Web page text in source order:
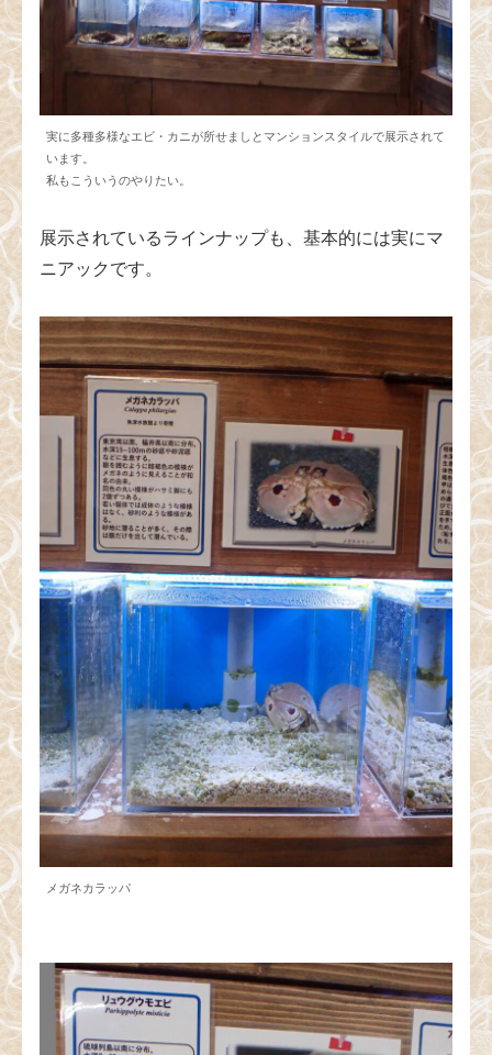
実に多種多様なエビ・カニが所せましとマンションスタイルで展示されて
います。
私もこういうのやりたい。
展示されているラインナップも、基本的には実にマ
ニアックです。
メガネカラッパ